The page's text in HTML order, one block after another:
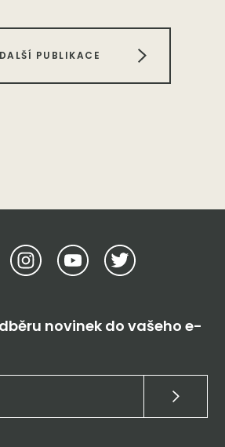
DALŠÍ PUBLIKACE
novinek do vašeho e-